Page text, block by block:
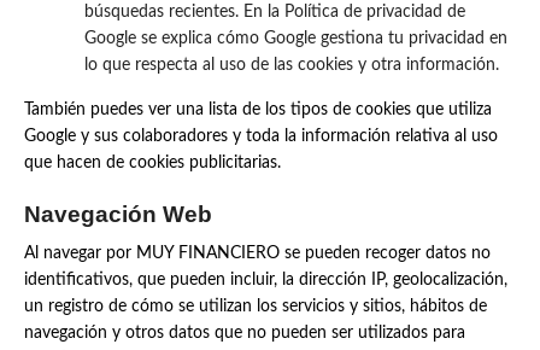
búsquedas recientes. En la Política de privacidad de
Google se explica cómo Google gestiona tu privacidad en
lo que respecta al uso de las cookies y otra información.
También puedes ver una lista de los tipos de cookies que utiliza
Google y sus colaboradores y toda la información relativa al uso
que hacen de cookies publicitarias.
Navegación Web
Al navegar por MUY FINANCIERO se pueden recoger datos no
identificativos, que pueden incluir, la dirección IP, geolocalización,
un registro de cómo se utilizan los servicios y sitios, hábitos de
navegación y otros datos que no pueden ser utilizados para